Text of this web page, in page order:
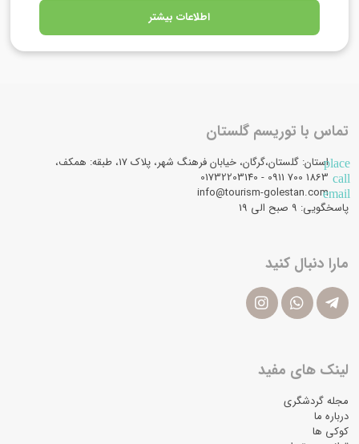
اطلاعات بیشتر
تماس با توریسم گلستان
placeاستان: گلستان،گرگان، خیابان فرهنگ شهر، پلاک 17، طبقه: همکف،
call
email
info@tourism-golestan.com
پاسخگویی: ۹ صبح الی 19
مارا دنبال کنید
لینک های مفید
مجله گردشگری
درباره ما
کوکی ها